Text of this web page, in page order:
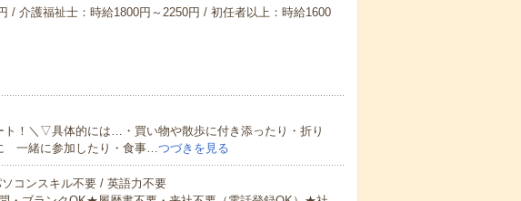
/ 介護福祉士：時給1800円～2250円 / 初任者以上：時給1600
ト！＼▽具体的には…・買い物や散歩に付き添ったり・折り
一緒に参加したり・食事…つづきを見る
コンスキル不要 / 英語力不要